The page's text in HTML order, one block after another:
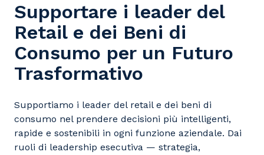
Supportare i leader del
Retail e dei Beni di
Consumo per un Futuro
Trasformativo
Supportiamo i leader del retail e dei beni di
consumo nel prendere decisioni più intelligenti,
rapide e sostenibili in ogni funzione aziendale. Dai
ruoli di leadership esecutiva — strategia,